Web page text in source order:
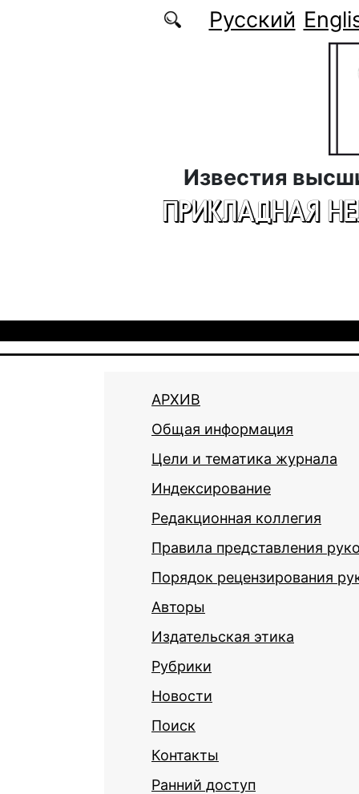
Перейти к основному содержаниюРусский
Известия
ПРИКЛАДНАЯ
АРХИВ
Общая информация
Цели и тематика журнала
Индексирование
Редакционная коллегия
Правила представления
Порядок рецензирования
Авторы
Издательская этика
Рубрики
Новости
Поиск
Контакты
Ранний доступ